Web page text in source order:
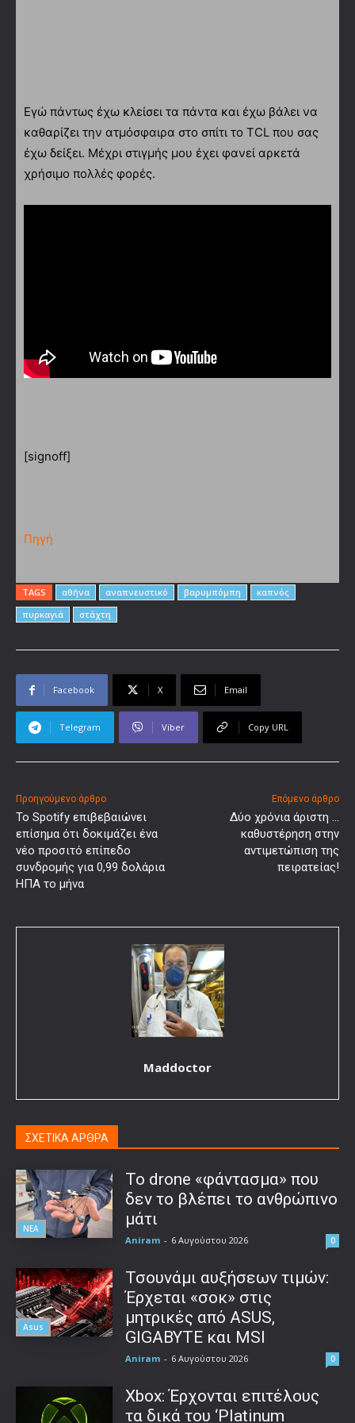
Εγώ πάντως έχω κλείσει τα πάντα και έχω βάλει να
καθαρίζει την ατμόσφαιρα στο σπίτι το TCL που σας
έχω δείξει. Μέχρι στιγμής μου έχει φανεί αρκετά
χρήσιμο πολλές φορές.
[signoff]
Πηγή
TAGS αθήνα αναπνευστικό βαρυμπόμπη
καπνός
πυρκαγιά
στάχτη
Facebook X Email
Telegram Viber Copy URL
Προηγούμενο άρθρο
Το Spotify επιβεβαιώνει
επίσημα ότι δοκιμάζει ένα
νέο προσιτό επίπεδο
συνδρομής για 0,99 δολάρια
ΗΠΑ το μήνα
Επόμενο άρθρο
Δύο χρόνια άριστη …
καθυστέρηση στην
αντιμετώπιση της
πειρατείας!
Maddoctor
ΣΧΕΤΙΚΑ ΑΡΘΡΑ
ΝΕΑ
Το drone «φάντασμα» που
δεν το βλέπει το ανθρώπινο
μάτι
Aniram - 6 Αυγούστου 2026 0
Asus
Τσουνάμι αυξήσεων τιμών:
Έρχεται «σοκ» στις
μητρικές από ASUS,
GIGABYTE και MSI
Aniram - 6 Αυγούστου 2026 0
Xbox: Έρχονται επιτέλους
τα δικά του ‘Platinum